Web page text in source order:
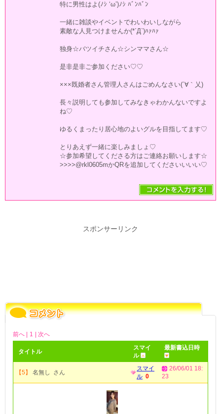
特に男性はよ(ﾉｼ ‘ω’)ﾉｼ ﾊﾞﾝﾊﾞﾝ
一緒に雑談やイベントでわいわいしながら
素敵な人見つけませんか(*´Д`)ﾊｧﾊｧ
独身☆バツイチさん☆シンママさん☆
是非是非ご参加ください♡♡
×××既婚者さん管理人さんはごめんなさい(´∀｀乂)
長々説明しても参加してみなきゃわかんないですよ
ね♡
ゆるくまったり居心地のよいグルを目指してます♡
とりあえず一緒に楽しみましょ♡
☆参加希望してくださる方はご連絡お願いします☆
>>>>@rkl0605mかQRを追加してくださいいいい♡
スポンサーリンク
前へ | 1 | 次へ
タイトル
スマイ
ル
最新書込日時
【5】 名無し さん
スマイ
ル 0
26/06/01 18:
23